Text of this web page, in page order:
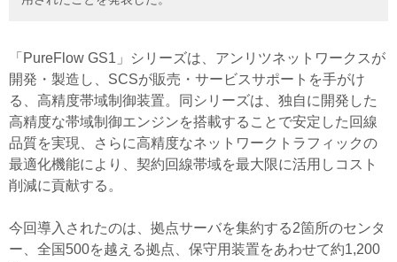
「PureFlow GS1」シリーズは、アンリツネットワークスが
開発・製造し、SCSが販売・サービスサポートを手がけ
る、高精度帯域制御装置。同シリーズは、独自に開発した
高精度な帯域制御エンジンを搭載することで安定した回線
品質を実現、さらに高精度なネットワークトラフィックの
最適化機能により、契約回線帯域を最大限に活用しコスト
削減に貢献する。
今回導入されたのは、拠点サーバを集約する2箇所のセンタ
ー、全国500を越える拠点、保守用装置をあわせて約1,200